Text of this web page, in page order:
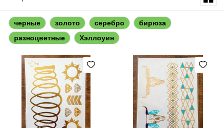
черные золото серебро
бирюза
разноцветные
Хэллоуин